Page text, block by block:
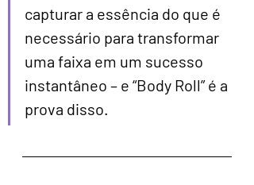
capturar a essência do que é
necessário para transformar
uma faixa em um sucesso
instantâneo – e “Body Roll” é a
prova disso.